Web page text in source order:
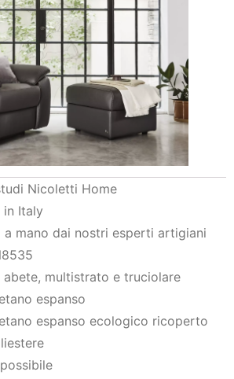
Nicoletti Home
in Italy
mano dai nostri esperti artigiani
abete, multistrato e truciolare
espanso
espanso ecologico ricoperto